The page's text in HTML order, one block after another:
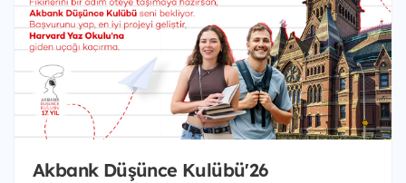
Akbank Düşünce Kulübü'26